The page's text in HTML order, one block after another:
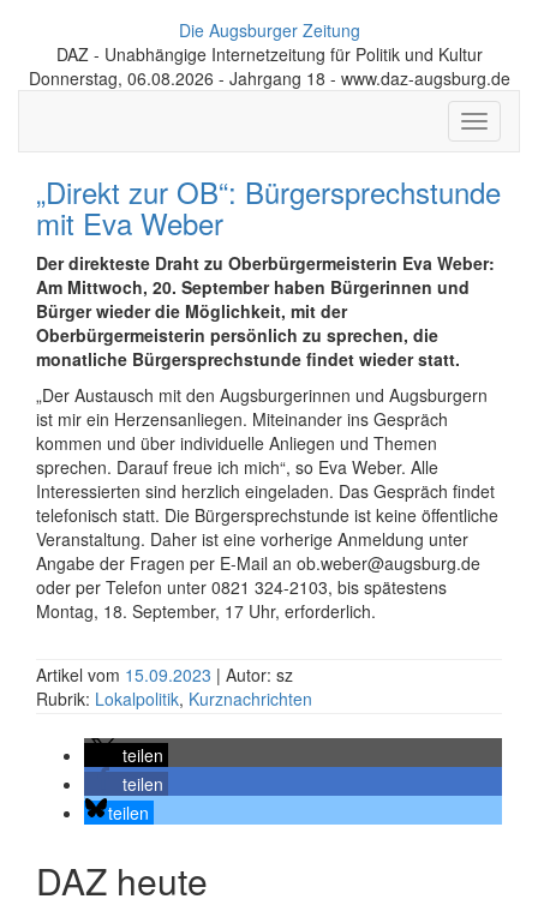
Die Augsburger Zeitung
DAZ - Unabhängige Internetzeitung für Politik und Kultur
Donnerstag, 06.08.2026 - Jahrgang 18 - www.daz-augsburg.de
Toggle
„Direkt zur OB“: Bürgersprechstunde
mit Eva Weber
Der direkteste Draht zu Oberbürgermeisterin Eva Weber:
Am Mittwoch, 20. September haben Bürgerinnen und
Bürger wieder die Möglichkeit, mit der
Oberbürgermeisterin persönlich zu sprechen, die
monatliche Bürgersprechstunde findet wieder statt.
„Der Austausch mit den Augsburgerinnen und Augsburgern
ist mir ein Herzensanliegen. Miteinander ins Gespräch
kommen und über individuelle Anliegen und Themen
sprechen. Darauf freue ich mich“, so Eva Weber. Alle
Interessierten sind herzlich eingeladen. Das Gespräch findet
telefonisch statt. Die Bürgersprechstunde ist keine öffentliche
Veranstaltung. Daher ist eine vorherige Anmeldung unter
Angabe der Fragen per E-Mail an ob.weber@augsburg.de
oder per Telefon unter 0821 324-2103, bis spätestens
Montag, 18. September, 17 Uhr, erforderlich.
Artikel vom 15.09.2023 | Autor: sz
Rubrik: Lokalpolitik, Kurznachrichten
teilen
teilen
teilen
DAZ heute